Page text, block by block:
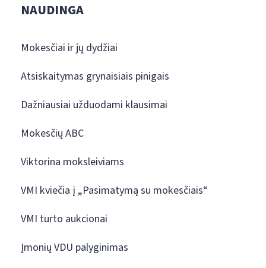
NAUDINGA
Mokesčiai ir jų dydžiai
Atsiskaitymas grynaisiais pinigais
Dažniausiai užduodami klausimai
Mokesčių ABC
Viktorina moksleiviams
VMI kviečia į „Pasimatymą su mokesčiais“
VMI turto aukcionai
Įmonių VDU palyginimas